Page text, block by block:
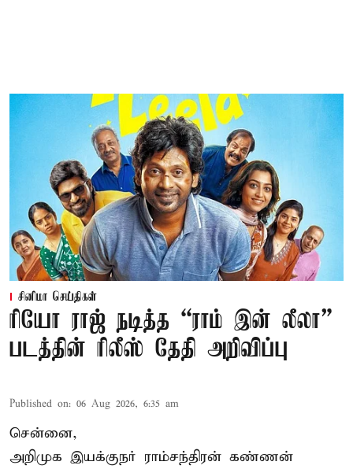
சினிமா செய்திகள்
ரியோ ராஜ் நடித்த “ராம் இன் லீலா”
படத்தின் ரிலீஸ் தேதி அறிவிப்பு
Published on: 06 Aug 2026, 6:35 am
சென்னை,
அறிமுக இயக்குநர் ராம்சந்திரன் கண்ணன்